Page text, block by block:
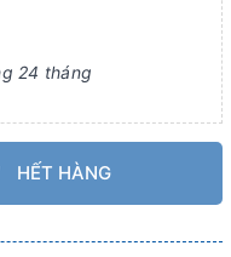
24 tháng
HẾT HÀNG